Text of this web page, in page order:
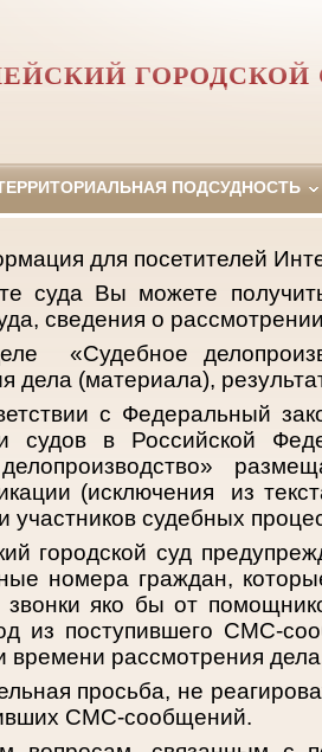
ГОРОДСКОЙ
ПОДСУДНОСТЬ
для посетителей
суда Вы можете
сведения о
«Судебное
дела (материала),
с Федеральный
судов в Российской
(исключения из
участников судебных
городской суд
номера граждан,
яко бы от
из поступившего СМС-
времени рассмотрения
просьба, не
СМС-сообщений.